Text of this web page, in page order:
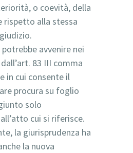
o coevità, della
rispetto alla stessa
avvenire nei
83 III comma
in cui consente il
procura su foglio
solo
cui si riferisce.
la giurisprudenza ha
la nuova